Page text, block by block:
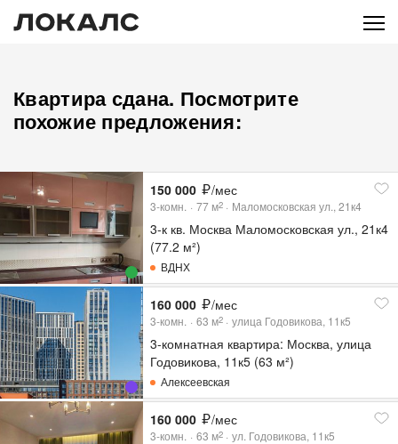
Квартира сдана. Посмотрите
похожие предложения:
150 000 /мес
3-комн. 77 м2 Маломосковская ул., 21к4
3-к кв. Москва Маломосковская ул., 21к4
(77.2 м²)
ВДНХ
160 000 /мес
3-комн. 63 м2 улица Годовикова, 11к5
3-комнатная квартира: Москва, улица
Годовикова, 11к5 (63 м²)
Алексеевская
160 000 /мес
3-комн. 63 м2 ул. Годовикова, 11к5